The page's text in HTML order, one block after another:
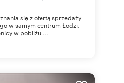
się z ofertą sprzedaży
w samym centrum Łodzi,
w pobliżu ...